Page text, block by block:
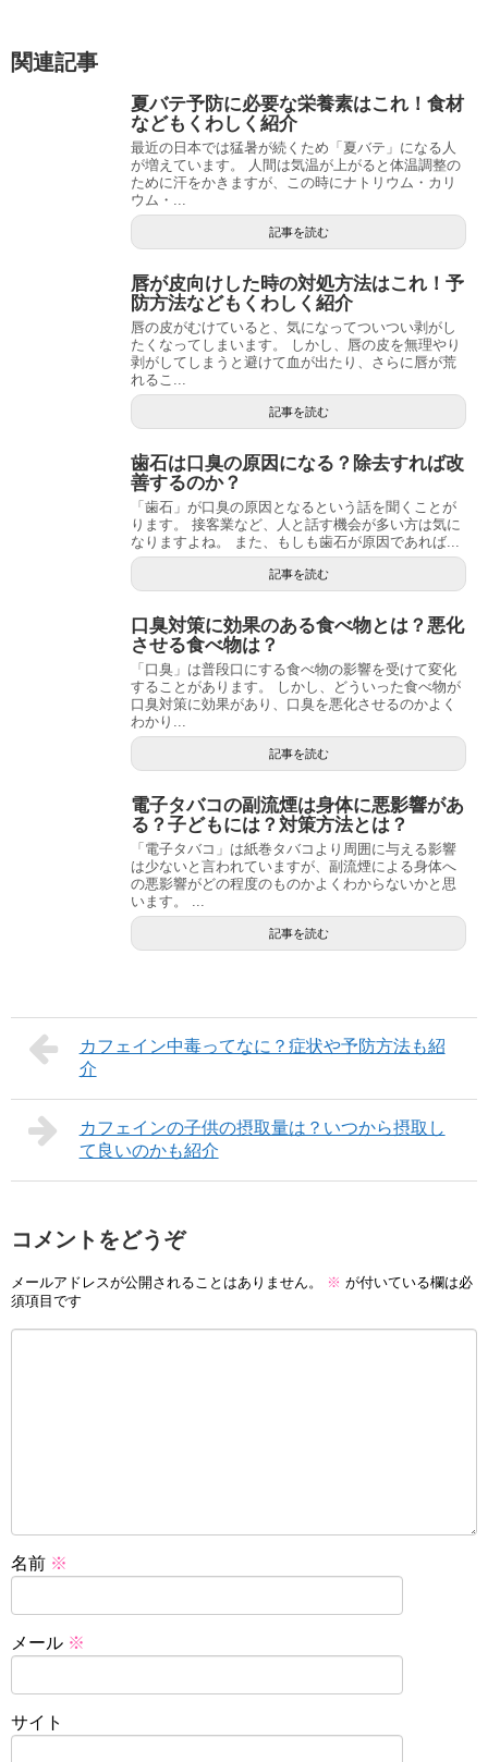
関連記事
夏バテ予防に必要な栄養素はこれ！食材
などもくわしく紹介
最近の日本では猛暑が続くため「夏バテ」になる人
が増えています。 人間は気温が上がると体温調整の
ために汗をかきますが、この時にナトリウム・カリ
ウム・...
記事を読む
唇が皮向けした時の対処方法はこれ！予
防方法などもくわしく紹介
唇の皮がむけていると、気になってついつい剥がし
たくなってしまいます。 しかし、唇の皮を無理やり
剥がしてしまうと避けて血が出たり、さらに唇が荒
れるこ...
記事を読む
歯石は口臭の原因になる？除去すれば改
善するのか？
「歯石」が口臭の原因となるという話を聞くことが
ります。 接客業など、人と話す機会が多い方は気に
なりますよね。 また、もしも歯石が原因であれば...
記事を読む
口臭対策に効果のある食べ物とは？悪化
させる食べ物は？
「口臭」は普段口にする食べ物の影響を受けて変化
することがあります。 しかし、どういった食べ物が
口臭対策に効果があり、口臭を悪化させるのかよく
わかり...
記事を読む
電子タバコの副流煙は身体に悪影響があ
る？子どもには？対策方法とは？
「電子タバコ」は紙巻タバコより周囲に与える影響
は少ないと言われていますが、副流煙による身体へ
の悪影響がどの程度のものかよくわからないかと思
います。 ...
記事を読む
カフェイン中毒ってなに？症状や予防方法も紹
介
カフェインの子供の摂取量は？いつから摂取し
て良いのかも紹介
コメントをどうぞ
メールアドレスが公開されることはありません。 ※ が付いている欄は必
須項目です
名前 ※
メール ※
サイト